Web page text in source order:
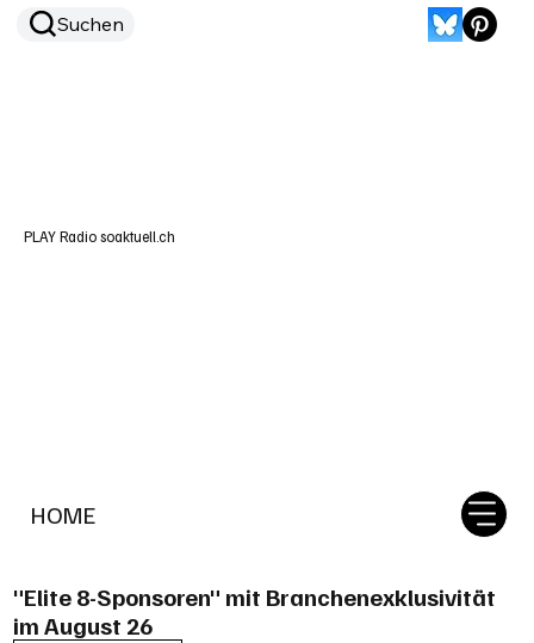
HOME
Suchen
PLAY Radio soaktuell.ch
"Elite 8-Sponsoren" mit Branchenexklusivität
im August 26